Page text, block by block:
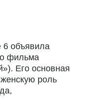
6 объявила
фильма
Его основная
роль